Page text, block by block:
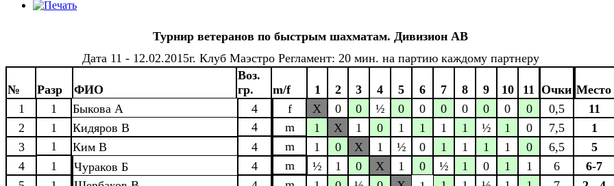
Турнир ветеранов по быстрым шахматам. Дивизион АВ
Дата 11 - 12.02.2015г. Клуб Маэстро Регламент: 20 мин. на партию каждому партнеру
№ Разр ФИО
Воз.
гр.
m/f 1 2 3 4 5 6 7 8 9 10 11 Очки Место
1
1 Быкова А 4 f X 0 0 ½ 0 0 0 0 0 0 0 0,5
11
2
1 Кидяров В 4 m 1 X 1 0 1 1 1 1 ½ 1 0 7,5
1
3
1 Ким В 4 m 1 0 X 1 ½ 0 1 1 1 1 0 6,5
5
4
1 Чураков Б 4 m ½ 1 0 X 1 0 ½ 1 0 1 1 6
6-7